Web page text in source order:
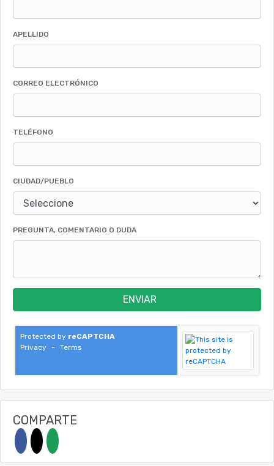
APELLIDO
CORREO ELECTRÓNICO
TELÉFONO
CIUDAD/PUEBLO
PREGUNTA, COMENTARIO O DUDA
ENVIAR
Protected by reCAPTCHA
Privacy
- Terms
COMPARTE